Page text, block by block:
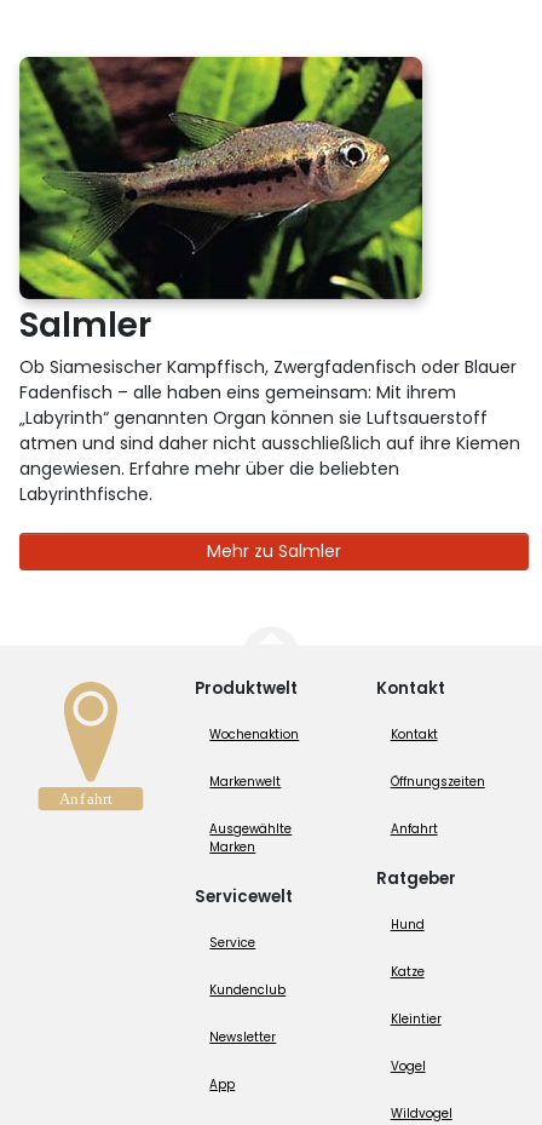
Salmler
Ob Siamesischer Kampffisch, Zwergfadenfisch oder Blauer
Fadenfisch – alle haben eins gemeinsam: Mit ihrem
„Labyrinth“ genannten Organ können sie Luftsauerstoff
atmen und sind daher nicht ausschließlich auf ihre Kiemen
angewiesen. Erfahre mehr über die beliebten
Labyrinthfische.
Mehr zu Salmler
Produktwelt
Wochenaktion
Markenwelt
Ausgewählte
Marken
Servicewelt
Service
Kundenclub
Newsletter
App
Kontakt
Kontakt
Öffnungszeiten
Anfahrt
Ratgeber
Hund
Katze
Kleintier
Vogel
Wildvogel